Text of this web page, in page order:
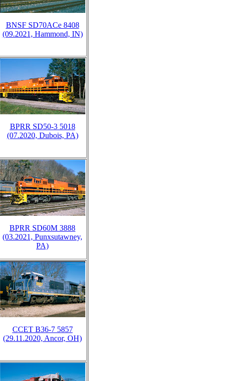
BNSF SD70ACe 8408
(09.2021, Hammond, IN)
BPRR SD50-3 5018
(07.2020, Dubois, PA)
BPRR SD60M 3888
(03.2021, Punxsutawney,
PA)
CCET B36-7 5857
(29.11.2020, Ancor, OH)